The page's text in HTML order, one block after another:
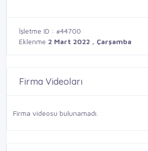
İşletme ID : #44700
Eklenme 2 Mart 2022 , Çarşamba
Firma Videoları
Firma videosu bulunamadı.